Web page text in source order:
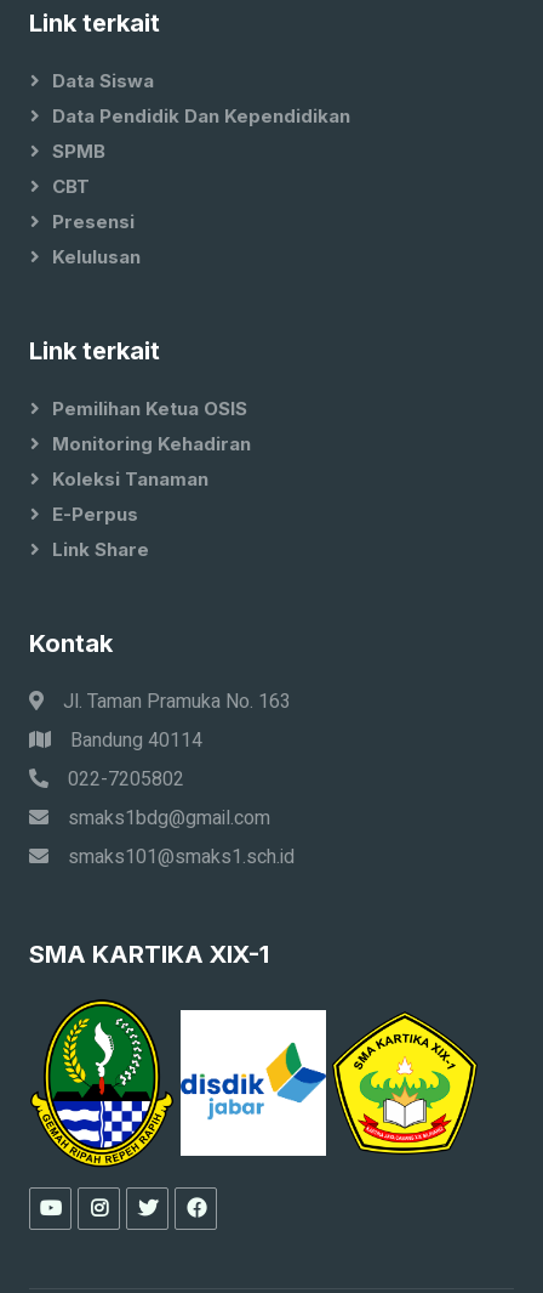
Link terkait
Data Siswa
Data Pendidik Dan Kependidikan
SPMB
CBT
Presensi
Kelulusan
Link terkait
Pemilihan Ketua OSIS
Monitoring Kehadiran
Koleksi Tanaman
E-Perpus
Link Share
Kontak
Jl. Taman Pramuka No. 163
Bandung 40114
022-7205802
smaks1bdg@gmail.com
smaks101@smaks1.sch.id
SMA KARTIKA XIX-1